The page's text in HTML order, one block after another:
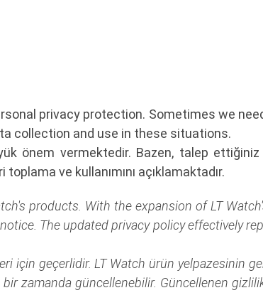
privacy protection. Sometimes we
collection and use in these situations.
önem vermektedir. Bazen, talep
ve kullanımını açıklamaktadır.
products. With the expansion of LT
The updated privacy policy effectively
için geçerlidir. LT Watch ürün yelpazesinin
zamanda güncellenebilir. Güncellenen